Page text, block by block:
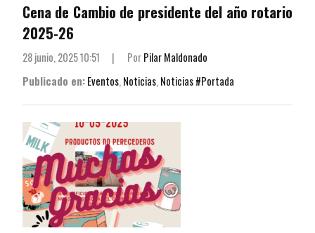
Cena de Cambio de presidente del año rotario
2025-26
28 junio, 2025 10:51 | PorPilar Maldonado
Publicado en:Eventos, Noticias, Noticias #Portada